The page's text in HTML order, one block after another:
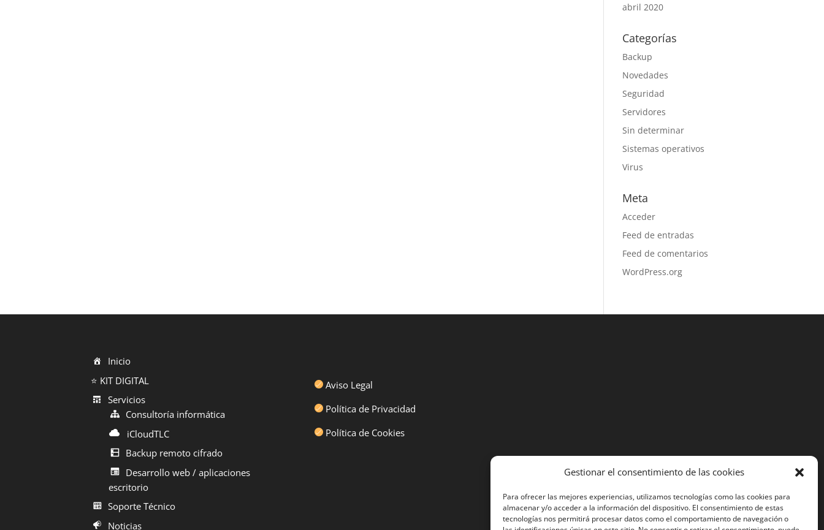
Gestionar el consentimiento de las cookies
Para ofrecer las mejores experiencias, utilizamos tecnologías como las cookies para
almacenar y/o acceder a la información del dispositivo. El consentimiento de estas
tecnologías nos permitirá procesar datos como el comportamiento de navegación o
abril 2020
Categorías
Backup
Novedades
Seguridad
Servidores
Sin determinar
Sistemas operativos
Virus
Meta
Acceder
Feed de entradas
Feed de comentarios
WordPress.org
Inicio
⭐ KIT DIGITAL
Servicios
Consultoría informática
iCloudTLC
Backup remoto cifrado
Desarrollo web / aplicaciones
escritorio
Soporte Técnico
Noticias
Aviso Legal
Política de Privacidad
Política de Cookies